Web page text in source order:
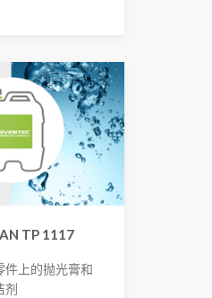
TP 1117
件上的抛光膏和
剂